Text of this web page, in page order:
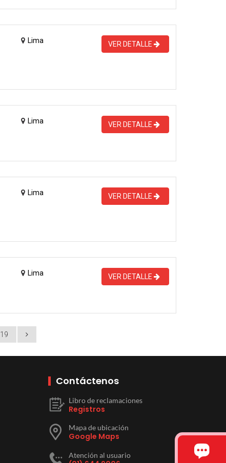
Lima VER DETALLE
Lima VER DETALLE
Lima VER DETALLE
Lima VER DETALLE
19
Contáctenos
Libro de reclamaciones
Registros
Mapa de ubicación
Google Maps
Atención al usuario